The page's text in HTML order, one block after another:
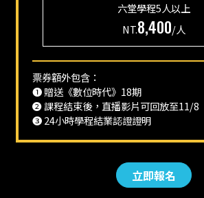
六堂學程5人以上
NT.8,400/人
票券額外包含：
❶ 贈送《數位時代》18期
❷ 課程結束後，直播影片可回放至11/8
❸ 24小時學程結業認證證明
立即報名